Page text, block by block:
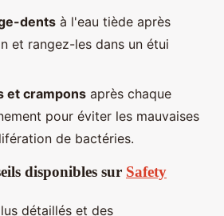
dents à l'eau tiède après
et rangez-les dans un étui
et crampons après chaque
pour éviter les mauvaises
de bactéries.
disponibles sur Safety
détaillés et des